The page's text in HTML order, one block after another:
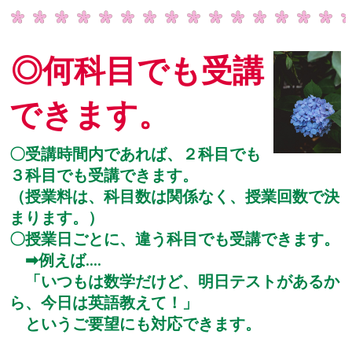
◎何科目でも受講
できます。
〇受講時間内であれば、２科目でも
３科目でも受講できます。
（授業料は、科目数は関係なく、授業回数で決
まります。）
〇授業日ごとに、違う科目でも受講できます。
➡例えば‥‥
「いつもは数学だけど、明日テストがあるか
ら、今日は英語教えて！」
というご要望にも対応できます。